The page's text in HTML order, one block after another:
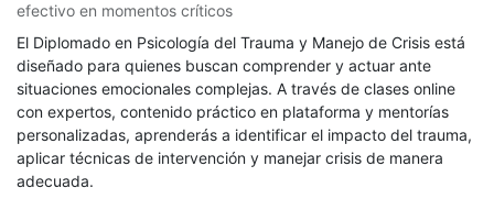
efectivo en momentos críticos
El Diplomado en Psicología del Trauma y Manejo de Crisis está
diseñado para quienes buscan comprender y actuar ante
situaciones emocionales complejas. A través de clases online
con expertos, contenido práctico en plataforma y mentorías
personalizadas, aprenderás a identificar el impacto del trauma,
aplicar técnicas de intervención y manejar crisis de manera
adecuada.